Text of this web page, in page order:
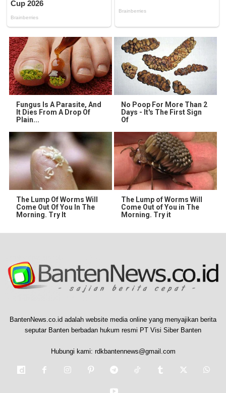
Fungus Is A Parasite, And
It Dies From A Drop Of
Plain...
No Poop For More Than 2
Days - It's The First Sign
Of
The Lump Of Worms Will
Come Out Of You In The
Morning. Try It
The Lump of Worms Will
Come Out of You in The
Morning. Try it
BantenNews.co.id adalah website media online yang menyajikan berita
seputar Banten berbadan hukum resmi PT Visi Siber Banten
Hubungi kami: rdkbantennews@gmail.com